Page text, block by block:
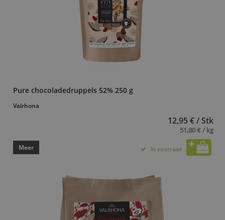
Pure chocoladedruppels 52% 250 g
Valrhona
12,95 € / Stk
51,80 € / kg
Meer In voorraad